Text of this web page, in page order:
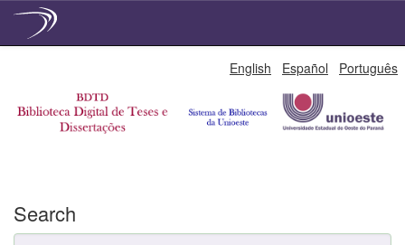
English Español Português
Search